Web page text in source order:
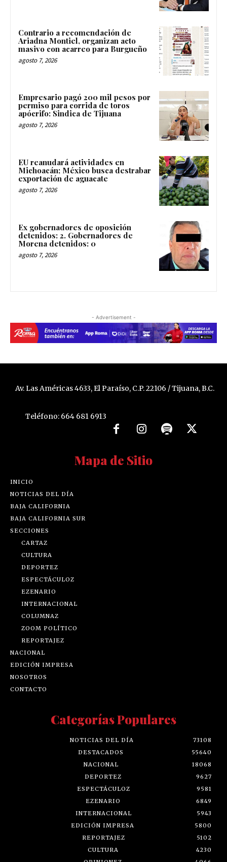
Contrario a recomendación de
Ariadna Montiel, organizan acto
masivo con acarreo para Burgueño
agosto 7, 2026
Empresario pagó 200 mil pesos por
permiso para corrida de toros
apócrifo: Sindica de Tijuana
agosto 7, 2026
EU reanudará actividades en
Michoacán; México busca destrabar
exportación de aguacate
agosto 7, 2026
Ex gobernadores de oposición
detenidos: 2. Gobernadores de
Morena detenidos: 0
agosto 7, 2026
- Advertisement -
Av. Las Américas 4633, El Paraíso, C.P. 22106 / Tijuana, B.C.
Teléfono: 664 681 6913
Mapa de Sitio
INICIO
NOTICIAS DEL DÍA
BAJA CALIFORNIA
BAJA CALIFORNIA SUR
SECCIONES
CARTAZ
CULTURA
DEPORTEZ
ESPECTÁCULOZ
EZENARIO
INTERNACIONAL
COLUMNAZ
ZOOM POLÍTICO
REPORTAJEZ
NACIONAL
EDICIÓN IMPRESA
NOSOTROS
CONTACTO
Categorías Populares
NOTICIAS DEL DÍA
73108
DESTACADOS
55640
NACIONAL
18068
DEPORTEZ
9627
ESPECTÁCULOZ
9581
EZENARIO
6849
INTERNACIONAL
5943
EDICIÓN IMPRESA
5800
REPORTAJEZ
5102
CULTURA
4230